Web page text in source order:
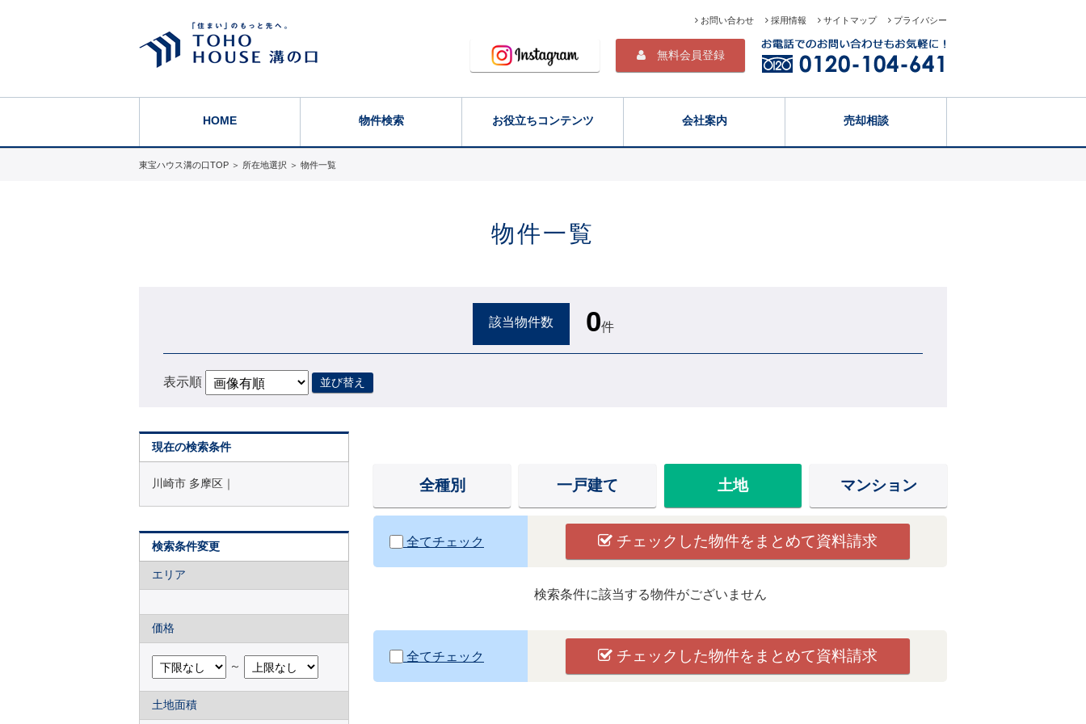
無料会員登録
お問い合わせ 採用情報 サイトマップ プライバシー
HOME 物件検索 お役立ちコンテンツ 会社案内 売却相談
東宝ハウス溝の口TOP ＞ 所在地選択 ＞ 物件一覧
物件一覧
該当物件数 0件
表示順 並び替え
全種別 一戸建て 土地 マンション
全てチェック チェックした物件をまとめて資料請求
検索条件に該当する物件がございません
全てチェック チェックした物件をまとめて資料請求
現在の検索条件
川崎市 多摩区｜
検索条件変更
エリア
価格
～
土地面積